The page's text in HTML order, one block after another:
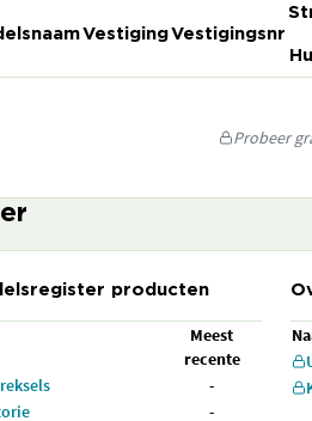
VestigingVestigingsnr
Probeer
producten
Meest
recente
-
-